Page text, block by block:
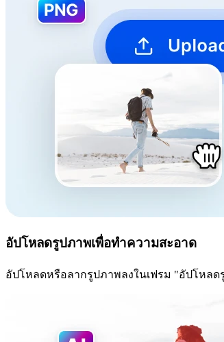
อัปโหลดรูปภาพเพื่อทำความสะอาด
อัปโหลดหรือลากรูปภาพลงในเฟรม "อัปโหลดรู